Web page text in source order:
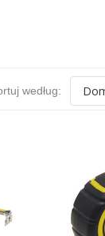
według: